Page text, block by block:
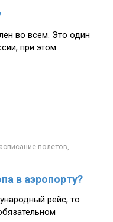
во всем. Это один
при этом
полетов,
в аэропорту?
рейс, то